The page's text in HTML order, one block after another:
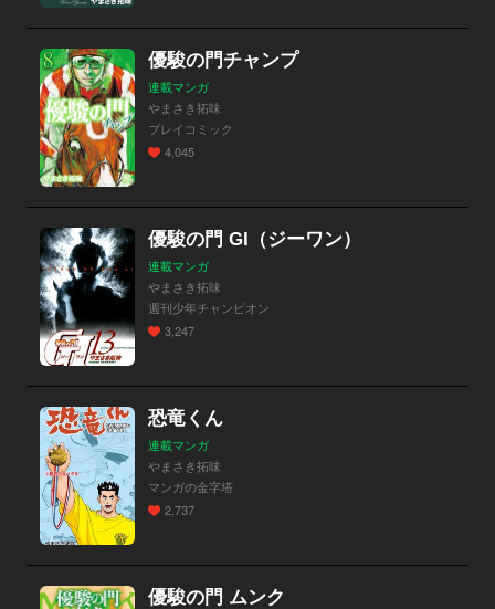
優駿の門チャンプ
連載マンガ
やまさき拓味
プレイコミック
4,045
優駿の門 GI（ジーワン）
連載マンガ
やまさき拓味
週刊少年チャンピオン
3,247
恐竜くん
連載マンガ
やまさき拓味
マンガの金字塔
2,737
優駿の門 ムンク